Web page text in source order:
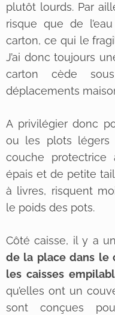
plutôt lourds. Par
risque que de
carton, ce qui le
J’ai donc toujours
carton cède
déplacements
A privilégier donc
ou les plots légers
couche protectrice
épais et de petite
à livres, risquent
le poids des pots.
Côté caisse, il y a
de la place dans le
les caisses
qu’elles ont un
sont conçues